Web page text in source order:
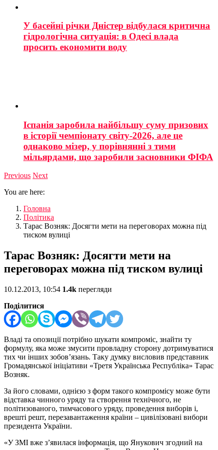
У басейні річки Дністер відбулася критична
гідрологічна ситуація: в Одесі влада
просить економити воду
Іспанія заробила найбільшу суму призових
в історії чемпіонату світу-2026, але це
однаково мізер, у порівнянні з тими
мільярдами, що заробили засновники ФІФА
Previous Next
You are here:
Головна
Політика
Тарас Возняк: Досягти мети на переговорах можна під
тиском вулиці
Тарас Возняк: Досягти мети на
переговорах можна під тиском вулиці
10.12.2013, 10:54 1.4k перегляди
Поділитися
Владі та опозиції потрібно шукати компроміс, знайти ту
формулу, яка може змусити провладну сторону дотримуватися
тих чи інших зобов’язань. Таку думку висловив представник
Громадянської ініціативи «Третя Українська Республіка» Тарас
Возняк.
За його словами, однією з форм такого компромісу може бути
відставка чинного уряду та створення технічного, не
політизованого, тимчасового уряду, проведення виборів і,
врешті решт, перезавантаження країни – цивілізовані вибори
президента України.
«У ЗМІ вже з’явилася інформація, що Янукович згодний на